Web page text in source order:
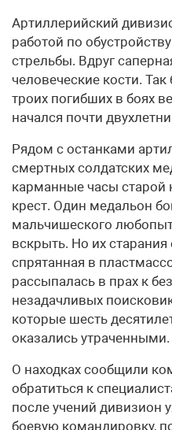
Артиллерийский
работой по
стрельбы. Вдруг
человеческие кости.
троих погибших в боях
начался почти
Рядом с останками
смертных солдатских
карманные часы старой
крест. Один медальон
мальчишеского
вскрыть. Но их
спрятанная в
рассыпалась в прах к
незадачливых
которые шесть
оказались
О находках сообщили
обратиться к
после учений дивизион
боевую командировку,